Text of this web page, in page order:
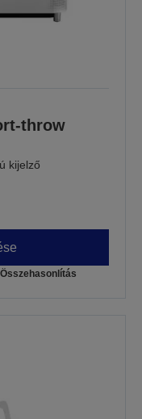
throw
kijelző
Összehasonlítás